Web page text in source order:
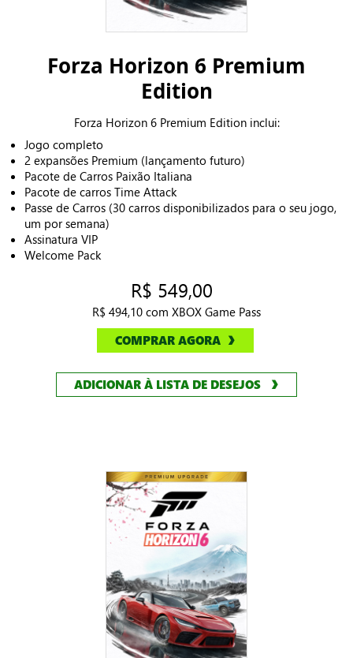
Forza Horizon 6 Premium
Edition
Forza Horizon 6 Premium Edition inclui:
Jogo completo
2 expansões Premium (lançamento futuro)
Pacote de Carros Paixão Italiana
Pacote de carros Time Attack
Passe de Carros (30 carros disponibilizados para o seu jogo,
um por semana)
Assinatura VIP
Welcome Pack
R$ 549,00
R$ 494,10 com XBOX Game Pass
COMPRAR AGORA
ADICIONAR À LISTA DE DESEJOS